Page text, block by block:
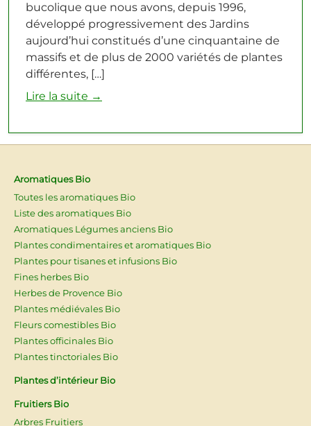
bucolique que nous avons, depuis 1996,
développé progressivement des Jardins
aujourd’hui constitués d’une cinquantaine de
massifs et de plus de 2000 variétés de plantes
différentes, […]
Lire la suite →
Aromatiques Bio
Toutes les aromatiques Bio
Liste des aromatiques Bio
Aromatiques Légumes anciens Bio
Plantes condimentaires et aromatiques Bio
Plantes pour tisanes et infusions Bio
Fines herbes Bio
Herbes de Provence Bio
Plantes médiévales Bio
Fleurs comestibles Bio
Plantes officinales Bio
Plantes tinctoriales Bio
Plantes d’intérieur Bio
Fruitiers Bio
Arbres Fruitiers